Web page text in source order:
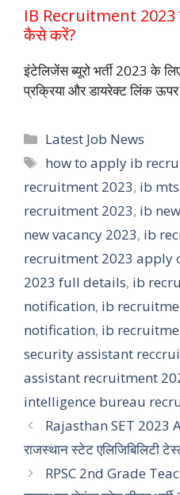
IB Recruitment 2023
कैसे करें?
इंटेलिजेंस ब्यूरो भर्ती 2023 के
प्रक्रिया और डायरेक्ट लिंक ऊपर
Categories
Latest Job News
Tags
how to apply ib
recruitment 2023, ib
recruitment 2023, ib
new vacancy 2023, ib
recruitment 2023 apply
2023 full details, ib
notification, ib
notification, ib
security assistant
assistant recruitment
intelligence bureau
Rajasthan SET 2023
राजस्थान स्टेट एलिजिबिलिटी
RPSC 2nd Grade